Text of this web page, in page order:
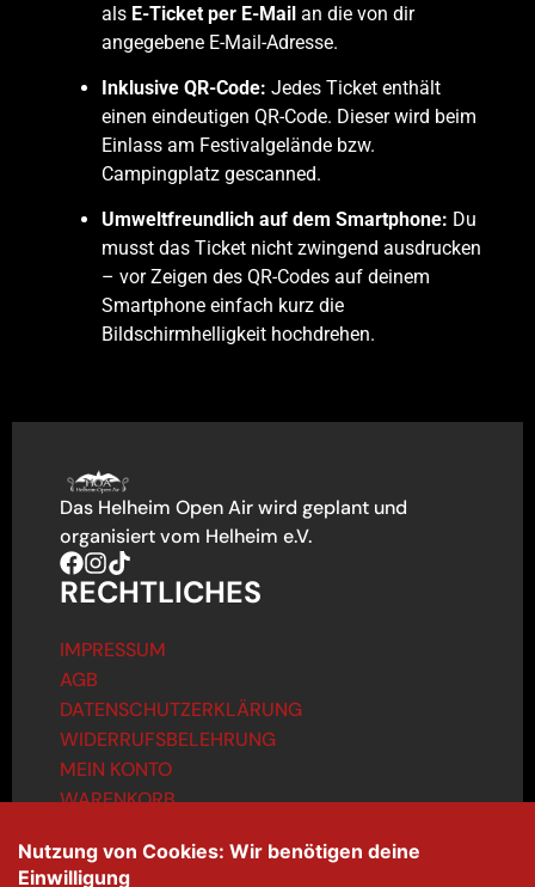
als E-Ticket per E-Mailan die von dir
angegebene E-Mail-Adresse.
Inklusive QR-Code: Jedes Ticket enthält
einen eindeutigen QR-Code. Dieser wird beim
Einlass am Festivalgelände bzw.
Campingplatz gescanned.
Umweltfreundlich auf dem Smartphone: Du
musst das Ticket nicht zwingend ausdrucken
– vor Zeigen des QR-Codes auf deinem
Smartphone einfach kurz die
Bildschirmhelligkeit hochdrehen.
Das Helheim Open Air wird geplant und
organisiert vom Helheim e.V.
RECHTLICHES
IMPRESSUM
AGB
DATENSCHUTZERKLÄRUNG
WIDERRUFSBELEHRUNG
MEIN KONTO
WARENKORB